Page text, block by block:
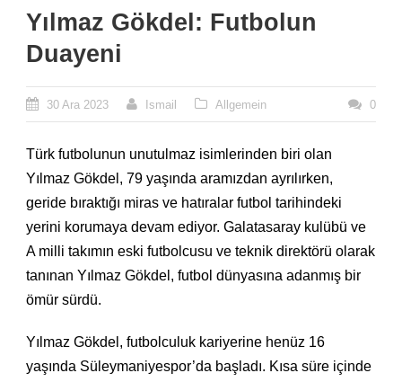
Yılmaz Gökdel: Futbolun
Duayeni
30 Ara 2023 Ismail Allgemein 0
Türk futbolunun unutulmaz isimlerinden biri olan
Yılmaz Gökdel, 79 yaşında aramızdan ayrılırken,
geride bıraktığı miras ve hatıralar futbol tarihindeki
yerini korumaya devam ediyor. Galatasaray kulübü ve
A milli takımın eski futbolcusu ve teknik direktörü olarak
tanınan Yılmaz Gökdel, futbol dünyasına adanmış bir
ömür sürdü.
Yılmaz Gökdel, futbolculuk kariyerine henüz 16
yaşında Süleymaniyespor’da başladı. Kısa süre içinde